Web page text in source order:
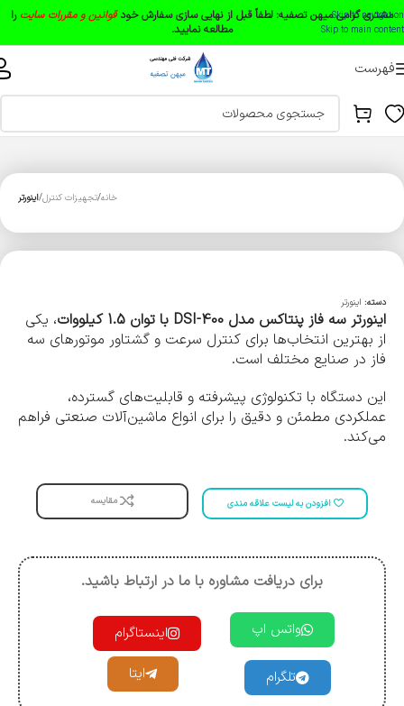
Skip to navigation
Skip to main content
مشتری گرامی میهن تصفیه: لطفاً قبل از نهایی سازی سفارش خودقوانین و مقررات سایت را
مطالعه نمایید.
فهرست
خانه تجهیزات کنترل اینورتر
دسته: اینورتر
اینورتر سه فاز پنتاکس مدل DSI-400 با توان 1.5 کیلووات
، یکی
از بهترین انتخاب‌ها برای کنترل سرعت و گشتاور موتورهای سه
فاز در صنایع مختلف است.
این دستگاه با تکنولوژی پیشرفته و قابلیت‌های گسترده،
عملکردی مطمئن و دقیق را برای انواع ماشین‌آلات صنعتی فراهم
می‌کند.
افزودن به لیست علاقه مندی مقایسه
برای دریافت مشاوره با ما در ارتباط باشید.
واتس اپ اینستاگرام
تلگرام ایتا